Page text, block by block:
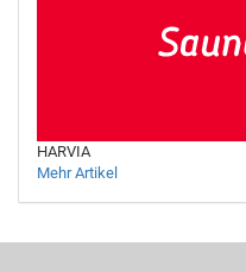
HARVIA
Mehr Artikel